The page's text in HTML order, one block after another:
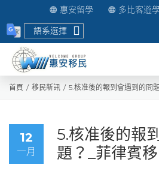
惠安留學 多比客遊
語系選擇
首頁 移民新訊 5.核准後的報到會遇到的問
12
一月
5.核准後的報
題？_菲律賓